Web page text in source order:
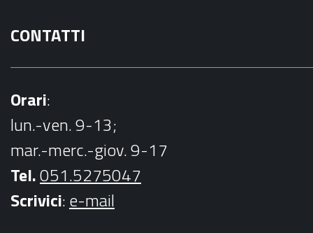
CONTATTI
Orari:
lun.-ven. 9-13;
mar.-merc.-giov. 9-17
Tel.051.5275047
Scrivici:e-mail